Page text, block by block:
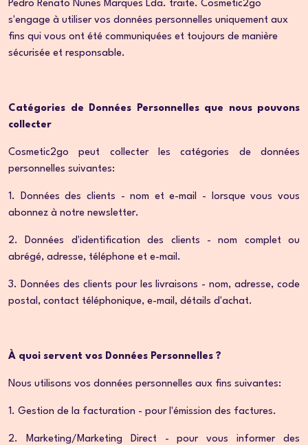
Pedro Renato Nunes Marques Lda. traite. Cosmetic2go
s'engage à utiliser vos données personnelles uniquement aux
fins qui vous ont été communiquées et toujours de manière
sécurisée et responsable.
Catégories de Données Personnelles que nous pouvons
collecter
Cosmetic2go peut collecter les catégories de données
personnelles suivantes:
1. Données des clients - nom et e-mail - lorsque vous vous
abonnez à notre newsletter.
2. Données d'identification des clients - nom complet ou
abrégé, adresse, téléphone et e-mail.
3. Données des clients pour les livraisons - nom, adresse, code
postal, contact téléphonique, e-mail, détails d'achat.
À quoi servent vos Données Personnelles ?
Nous utilisons vos données personnelles aux fins suivantes:
1. Gestion de la facturation - pour l'émission des factures.
2. Marketing/Marketing Direct - pour vous informer des